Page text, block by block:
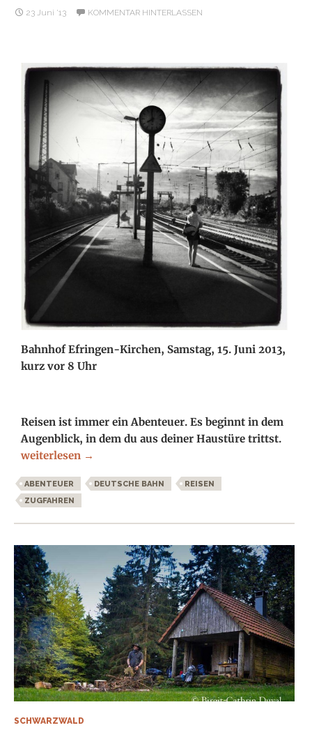
23 Juni ’13 KOMMENTAR HINTERLASSEN
Bahnhof Efringen-Kirchen, Samstag, 15. Juni 2013,
kurz vor 8 Uhr
Reisen ist immer ein Abenteuer. Es beginnt in dem
Augenblick, in dem du aus deiner Haustüre trittst.
Reisen ist immer ein Abenteuer
weiterlesen →
ABENTEUER DEUTSCHE BAHN
REISEN
ZUGFAHREN
SCHWARZWALD